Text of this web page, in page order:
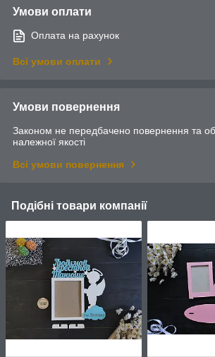
Умови оплати
Оплата на рахунок
Всі умови оплати
Умови повернення
Законом не передбачено повернення та
належної якості
Всі умови повернення
Подібні товари компанії